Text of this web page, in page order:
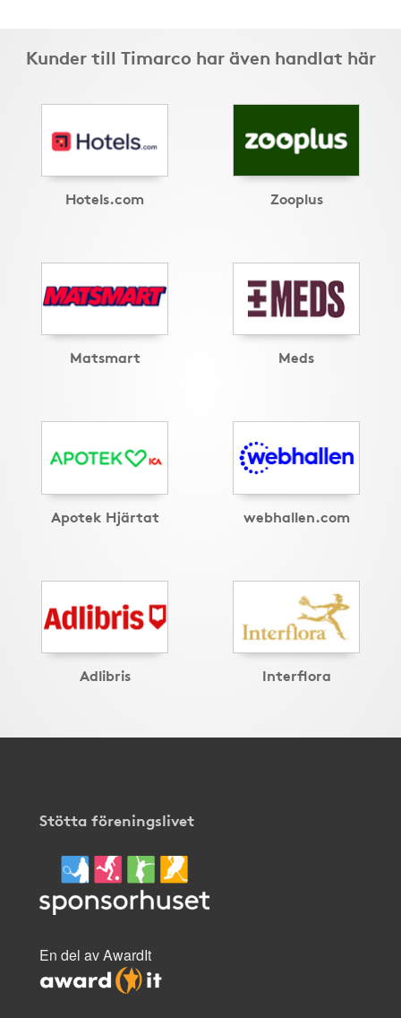
Kunder till Timarco har även handlat här
Hotels.com Zooplus
Matsmart Meds
Apotek Hjärtat webhallen.com
Adlibris Interflora
Stötta föreningslivet
En del av AwardIt